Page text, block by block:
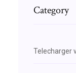
Category
Telecharger